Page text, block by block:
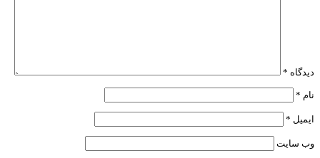
دیدگاه *
نام *
ایمیل *
وب‌ سایت